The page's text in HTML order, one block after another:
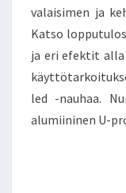
valaisimen ja
Katso
ja eri efektit alla
led -nauhaa.
alumiininen U-